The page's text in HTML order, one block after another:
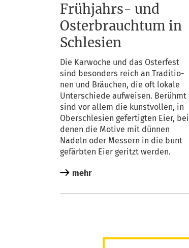
Frühjahrs- und
Osterbrauchtum in
Schlesien
Die Kar­wo­che und das Oster­fest
sind beson­ders reich an Tra­di­tio­
nen und Bräu­chen, die oft loka­le
Unter­schie­de auf­wei­sen. Berühmt
sind vor allem die kunst­vol­len, in
Ober­schle­si­en gefer­tig­ten Eier, bei
denen die Moti­ve mit dün­nen
Nadeln oder Mes­sern in die bunt
gefärb­ten Eier geritzt werden.
mehr